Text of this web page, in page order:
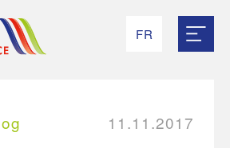
FR
11.11.2017